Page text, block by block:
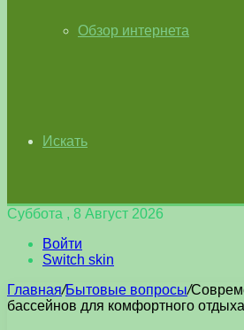
Обзор интернета
Искать
Суббота , 8 Август 2026
Войти
Switch skin
Главная/Бытовые вопросы/
бассейнов для комфортного отдыха